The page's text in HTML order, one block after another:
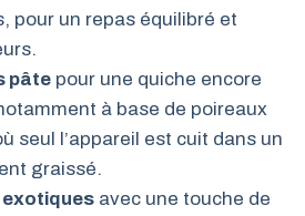
pour un repas équilibré et
pâte pour une quiche encore
à base de poireaux
seul l’appareil est cuit dans un
graissé.
avec une touche de